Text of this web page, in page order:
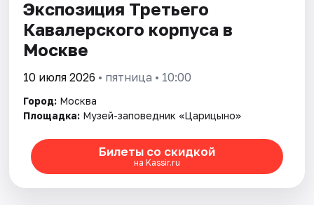
Экспозиция Третьего
Кавалерского корпуса в
Москве
10 июля 2026 • пятница • 10:00
Город: Москва
Площадка: Музей-заповедник «Царицыно»
Билеты со скидкой
на Kassir.ru